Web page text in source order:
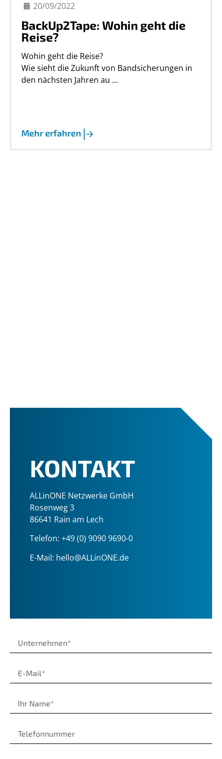
20/09/2022
BackUp2Tape: Wohin geht die
Reise?
Wohin geht die Reise?
Wie sieht die Zukunft von Bandsicherungen in
den nächsten Jahren au ...
Mehr erfahren
KONTAKT
ALLinONE Netzwerke GmbH
Rosenweg 3
86641 Rain am Lech
Telefon: +49 (0) 9090 9690-0
E-Mail: hello@ALLinONE.de